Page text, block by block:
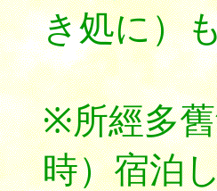
き処に）
※所經多
時）宿泊